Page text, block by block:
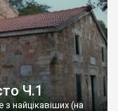
Ч.1
найцікавіших (на